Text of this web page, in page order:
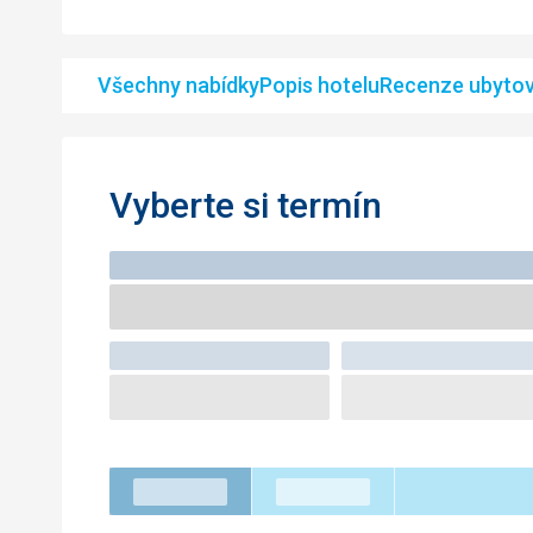
Všechny nabídkyPopis hoteluRecenze
Vyberte si termín